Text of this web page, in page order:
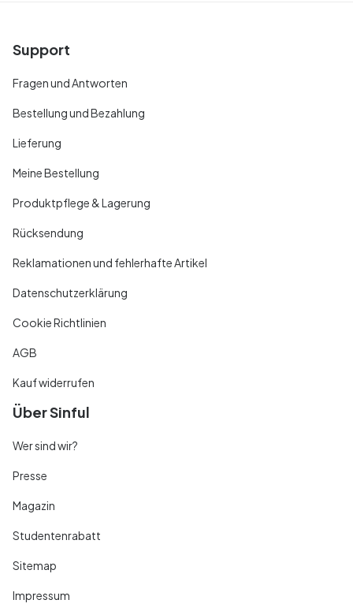
Support
Fragen und Antworten
Bestellung und Bezahlung
Lieferung
Meine Bestellung
Produktpflege & Lagerung
Rücksendung
Reklamationen und fehlerhafte Artikel
Datenschutzerklärung
Cookie Richtlinien
AGB
Kauf widerrufen
Über Sinful
Wer sind wir?
Presse
Magazin
Studentenrabatt
Sitemap
Impressum